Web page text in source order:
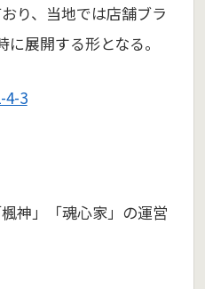
り、当地では店舗ブラ
展開する形となる。
4-3
楓神」「魂心家」の運営